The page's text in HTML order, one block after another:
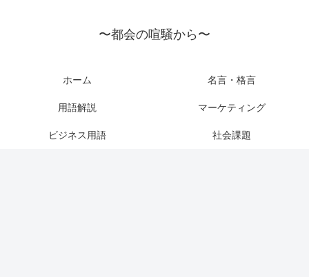
〜都会の喧騒から〜
ホーム 名言・格言
用語解説 マーケティング
ビジネス用語 社会課題